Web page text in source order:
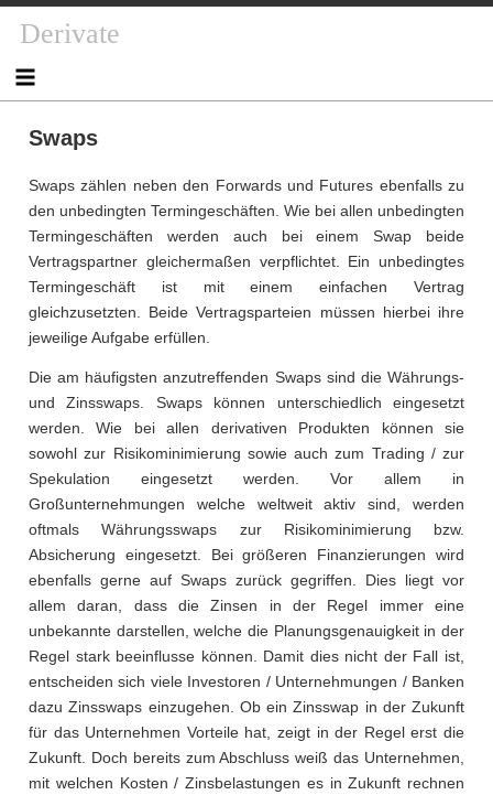
Derivate
Swaps
Swaps zählen neben den Forwards und Futures ebenfalls zu
den unbedingten Termingeschäften. Wie bei allen unbedingten
Termingeschäften werden auch bei einem Swap beide
Vertragspartner gleichermaßen verpflichtet. Ein unbedingtes
Termingeschäft ist mit einem einfachen Vertrag
gleichzusetzten. Beide Vertragsparteien müssen hierbei ihre
jeweilige Aufgabe erfüllen.
Die am häufigsten anzutreffenden Swaps sind die Währungs-
und Zinsswaps. Swaps können unterschiedlich eingesetzt
werden. Wie bei allen derivativen Produkten können sie
sowohl zur Risikominimierung sowie auch zum Trading / zur
Spekulation eingesetzt werden. Vor allem in
Großunternehmungen welche weltweit aktiv sind, werden
oftmals Währungsswaps zur Risikominimierung bzw.
Absicherung eingesetzt. Bei größeren Finanzierungen wird
ebenfalls gerne auf Swaps zurück gegriffen. Dies liegt vor
allem daran, dass die Zinsen in der Regel immer eine
unbekannte darstellen, welche die Planungsgenauigkeit in der
Regel stark beeinflusse können. Damit dies nicht der Fall ist,
entscheiden sich viele Investoren / Unternehmungen / Banken
dazu Zinsswaps einzugehen. Ob ein Zinsswap in der Zukunft
für das Unternehmen Vorteile hat, zeigt in der Regel erst die
Zukunft. Doch bereits zum Abschluss weiß das Unternehmen,
mit welchen Kosten / Zinsbelastungen es in Zukunft rechnen